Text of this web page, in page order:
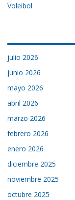
Voleibol
julio 2026
junio 2026
mayo 2026
abril 2026
marzo 2026
febrero 2026
enero 2026
diciembre 2025
noviembre 2025
octubre 2025